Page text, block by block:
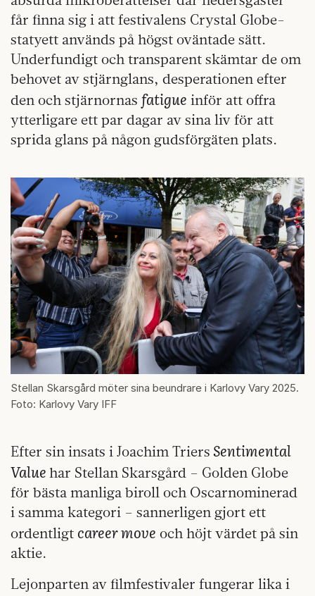
får finna sig i att festivalens Crystal Globe-
statyett används på högst oväntade sätt.
Underfundigt och transparent skämtar de om
behovet av stjärnglans, desperationen efter
den och stjärnornas fatigue inför att offra
ytterligare ett par dagar av sina liv för att
sprida glans på någon gudsförgäten plats.
Stellan Skarsgård möter sina beundrare i Karlovy Vary 2025.
Foto: Karlovy Vary IFF
Efter sin insats i Joachim Triers Sentimental
Value har Stellan Skarsgård – Golden Globe
för bästa manliga biroll och Oscarnominerad
i samma kategori – sannerligen gjort ett
ordentligt career move och höjt värdet på sin
aktie.
Lejonparten av filmfestivaler fungerar lika i